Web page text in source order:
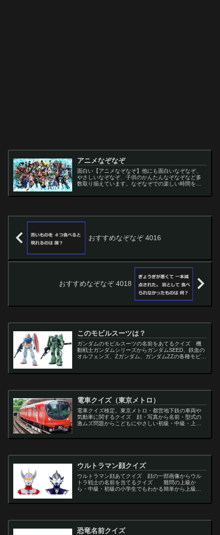
アニメなぞなぞ
面白い【アニメなぞなぞ】他にも面白いなぞなぞ、
やさしいなぞなぞ、子供のかんたんなぞなぞなど多
数取り揃えています。なぞなぞでの楽しい時間をお
おすすめなぞなぞ 4016
おすすめなぞなぞ 4018
このモビルスーツは？
ガンダムのモビルスーツの名前をあてるクイズ 機
動戦士ガンダムシリーズからガンダムSEED、鉄血の
オルフェンズ、Zガンダム、ガンダムZZの各種モビル
電車クイズ（東京メトロ）
電車クイズ検定。東京メトロ・都営地下鉄の車両や
気動車に関するクイズ 顔・写真から名前・型式の
激ムズ問題からこどもにやさしい初級・中級・上級
ウルトラマン顔クイズ
ウルトラマン顔あてクイズ 顔の一部画像からウル
トラ戦士の名前を当てるクイズ 難問の上級か
ら・中級・初級の小学生でもわかる簡単から上級者
恐竜名前クイズ